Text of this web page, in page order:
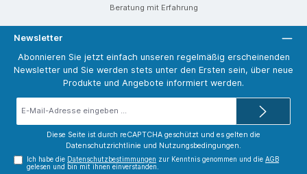
Beratung mit Erfahrung
Newsletter
Abonnieren Sie jetzt einfach unseren regelmäßig erscheinenden
Newsletter und Sie werden stets unter den Ersten sein, über neue
Produkte und Angebote informiert werden.
Diese Seite ist durch reCAPTCHA geschützt und es gelten die
Datenschutzrichtlinie und Nutzungsbedingungen.
Ich habe die Datenschutzbestimmungen zur Kenntnis genommen und dieAGB
gelesen und bin mit ihnen einverstanden.